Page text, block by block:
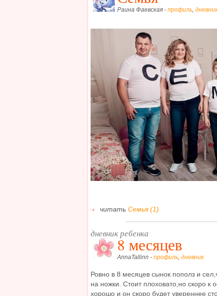
Раина Фаевская - профиль,
читать Семья (1)
дневник ребенка
8 месяцев
AnnaTallinn - профиль, дневник
Ровно в 8 месяцев сынок пополз и
на ножки. Стоит плоховато,но скоро к
хорошо и он скоро будет увереннее